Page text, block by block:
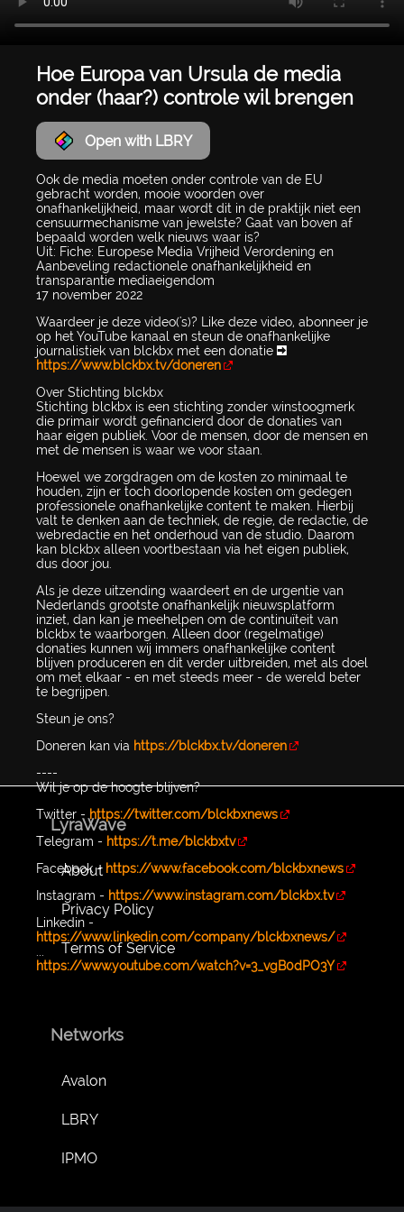
Hoe Europa van Ursula de media
onder (haar?) controle wil brengen
Open with LBRY
Ook de media moeten onder controle van de EU
gebracht worden, mooie woorden over
onafhankelijkheid, maar wordt dit in de praktijk niet een
censuurmechanisme van jewelste? Gaat van boven af
bepaald worden welk nieuws waar is?
Uit: Fiche: Europese Media Vrijheid Verordening en
Aanbeveling redactionele onafhankelijkheid en
transparantie mediaeigendom
17 november 2022
Waardeer je deze video('s)? Like deze video, abonneer je
op het YouTube kanaal en steun de onafhankelijke
journalistiek van blckbx met een donatie ➡
https://www.blckbx.tv/doneren
Over Stichting blckbx
Stichting blckbx is een stichting zonder winstoogmerk
die primair wordt gefinancierd door de donaties van
haar eigen publiek. Voor de mensen, door de mensen en
met de mensen is waar we voor staan.
Hoewel we zorgdragen om de kosten zo minimaal te
houden, zijn er toch doorlopende kosten om gedegen
professionele onafhankelijke content te maken. Hierbij
valt te denken aan de techniek, de regie, de redactie, de
webredactie en het onderhoud van de studio. Daarom
kan blckbx alleen voortbestaan via het eigen publiek,
dus door jou.
Als je deze uitzending waardeert en de urgentie van
Nederlands grootste onafhankelijk nieuwsplatform
inziet, dan kan je meehelpen om de continuïteit van
blckbx te waarborgen. Alleen door (regelmatige)
donaties kunnen wij immers onafhankelijke content
blijven produceren en dit verder uitbreiden, met als doel
om met elkaar - en met steeds meer - de wereld beter
te begrijpen.
Steun je ons?
Doneren kan via https://blckbx.tv/doneren
----
Wil je op de hoogte blijven?
Twitter -https://twitter.com/blckbxnews
Telegram - https://t.me/blckbxtv
Facebook - https://www.facebook.com/blckbxnews
Instagram - https://www.instagram.com/blckbx.tv
Linkedin -
https://www.linkedin.com/company/blckbxnews/
...
https://www.youtube.com/watch?v=3_vgB0dPO3Y
LyraWave
About
Privacy Policy
Terms of Service
Networks
Avalon
LBRY
IPMO